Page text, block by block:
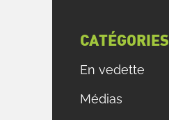
CATÉGORIES
En vedette
Médias